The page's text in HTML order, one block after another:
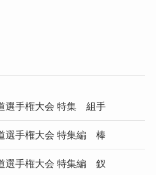
選手権大会 特集 組手
選手権大会 特集編 棒
選手権大会 特集編 釵